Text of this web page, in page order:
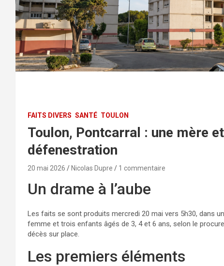
FAITS DIVERS SANTÉ TOULON
Toulon, Pontcarral : une mère
défenestration
20 mai 2026 Nicolas Dupre 1 commentaire
Un drame à l’aube
Les faits se sont produits mercredi 20 mai vers 5h30, dans
femme et trois enfants âgés de 3, 4 et 6 ans, selon le
décès sur place.
Les premiers éléments